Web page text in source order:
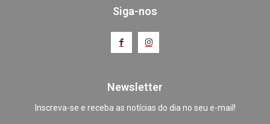
Siga-nos
Newsletter
Inscreva-se e receba as notícias do dia no seu e-mail!